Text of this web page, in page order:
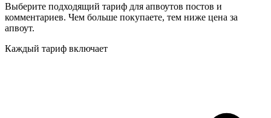
Выберите подходящий тариф для апвоутов постов и
комментариев. Чем больше покупаете, тем ниже цена за
апвоут.
Каждый тариф включает